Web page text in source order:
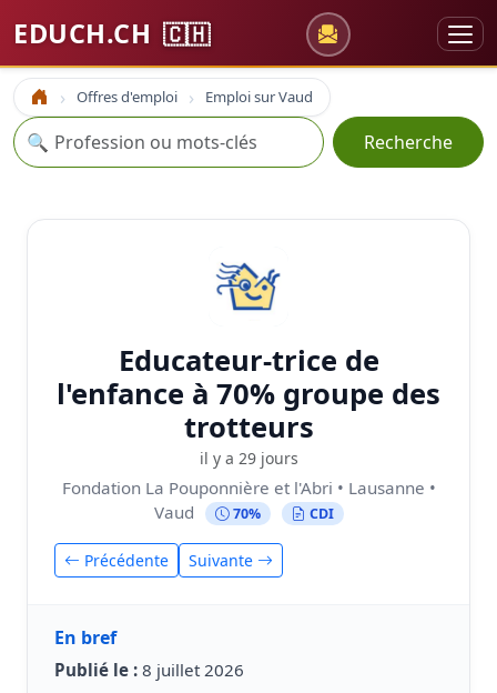
EDUCH.CH 🇨🇭
Accueil Offres d'emploi Emploi sur Vaud
Recherche
🔍 Recherche
Educateur-trice de
l'enfance à 70% groupe des
trotteurs
il y a 29 jours
Fondation La Pouponnière et l'Abri • Lausanne •
Vaud
70% CDI
Précédente Suivante
En bref
Publié le : 8 juillet 2026